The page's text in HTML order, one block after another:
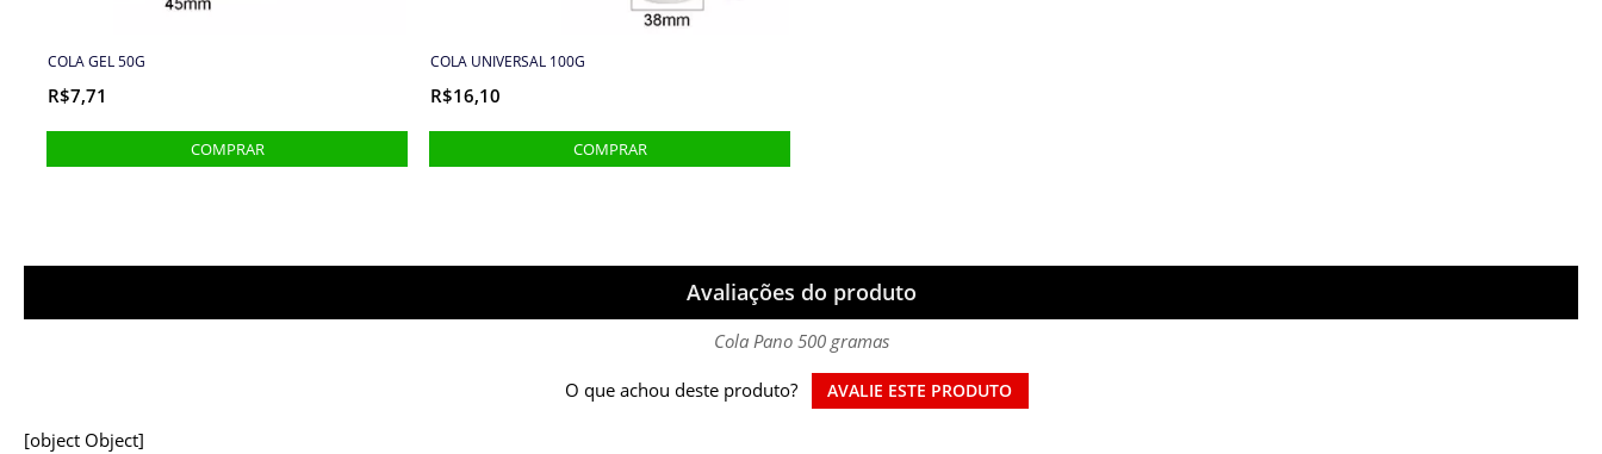
COLA GEL 50G
R$7,71
COLA UNIVERSAL 100G
R$16,10
Avaliações do produto
Cola Pano 500 gramas
O que achou deste produto? AVALIE ESTE PRODUTO
[object Object]